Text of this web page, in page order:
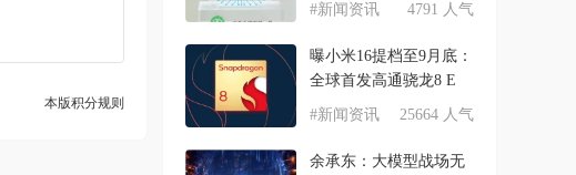
本版积分规则
4791 人气
#新闻资讯
曝小米16提档至9月底：
全球首发高通骁龙8 E
25664 人气
#新闻资讯
余承东：大模型战场无